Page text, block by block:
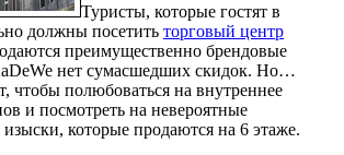
Туристы, которые гостят в
должны посетить торговый центр
преимущественно брендовые
нет сумасшедших скидок. Но…
чтобы полюбоваться на внутреннее
и посмотреть на невероятные
которые продаются на 6 этаже.